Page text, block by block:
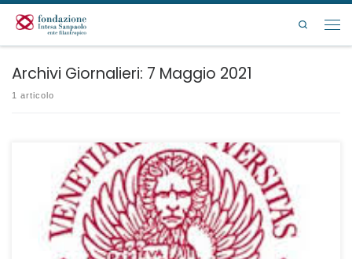
Passa al contenuto
Search
Archivi Giornalieri: 7 Maggio 2021
1 articolo
Riapertura termine di presentazione delle domande: ore 12:30 del 11